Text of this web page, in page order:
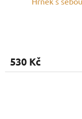
530 Kč